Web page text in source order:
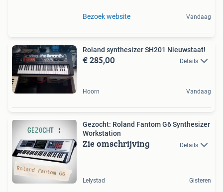
Bezoek website Vandaag
Roland synthesizer SH201 Nieuwstaat!
€ 285,00 Details
Hoorn Vandaag
Gezocht: Roland Fantom G6 Synthesizer
Workstation
Zie omschrijving Details
Lelystad Gisteren